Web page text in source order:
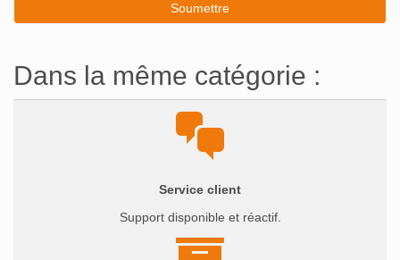
Dans la même catégorie :
Service client
Support disponible et réactif.